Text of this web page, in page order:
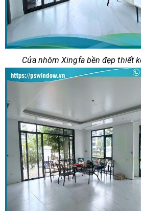
Cửa nhôm Xingfa bền đẹp thiết